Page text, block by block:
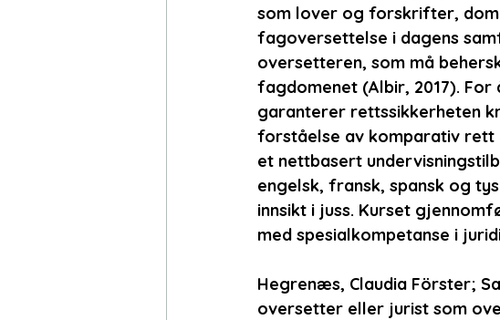
som lover og forskrifter,
fagoversettelse i dagens
oversetteren, som må
fagdomenet (Albir, 2017).
garanterer rettssikkerheten
forståelse av komparativ rett
et nettbasert
engelsk, fransk, spansk og
innsikt i juss. Kurset
med spesialkompetanse i
Hegrenæs, Claudia Förster;
oversetter eller jurist som